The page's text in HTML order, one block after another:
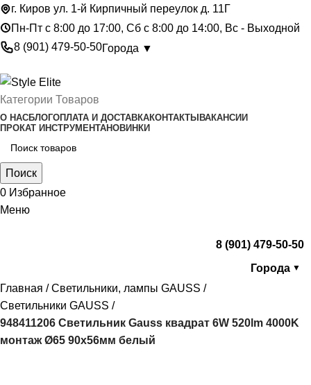
г. Киров ул. 1-й Кирпичный переулок д. 11Г
Пн-Пт с 8:00 до 17:00, Сб с 8:00 до 14:00, Вс - Выходной
8 (901) 479-50-50Города ▼
Категории Товаров
О НАСБЛОГОПЛАТА И ДОСТАВКАКОНТАКТЫ ВАКАНСИИ
ПРОКАТ ИНСТРУМЕНТАНОВИНКИ
Поиск
0 Избранное
Меню
8 (901) 479-50-50
Города ▼
Главная
Светильники, лампы GAUSS
Светильники GAUSS
948411206 Светильник Gauss квадрат 6W 520lm 4000K
монтаж Ø65 90х56мм белый